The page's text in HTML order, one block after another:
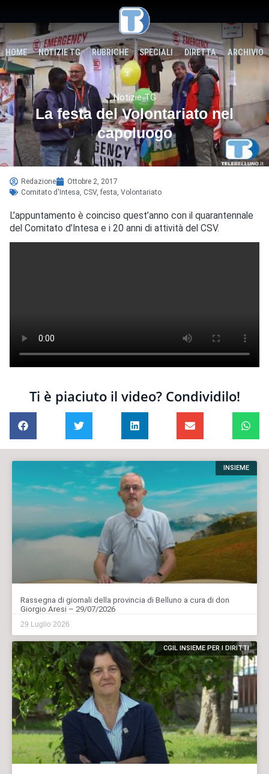
HOME NOTIZIE TG RUBRICHE SPECIALI DIRETTA ARCHIVIO
Notizie TG
La festa del Volontariato nel
capoluogo
Redazione
Ottobre 2, 2017
Comitato d'Intesa CSV, festa Volontariato
L’appuntamento è coinciso quest’anno con il quarantennale
del Comitato d’Intesa e i 20 anni di attività del CSV.
Ti è piaciuto il video? Condividilo!
INSIEME
Rassegna di giornali della provincia di Belluno a cura di don
Giorgio Aresi – 29/07/2026
29 Luglio 2026
CGIL INSIEME PER I DIRITTI